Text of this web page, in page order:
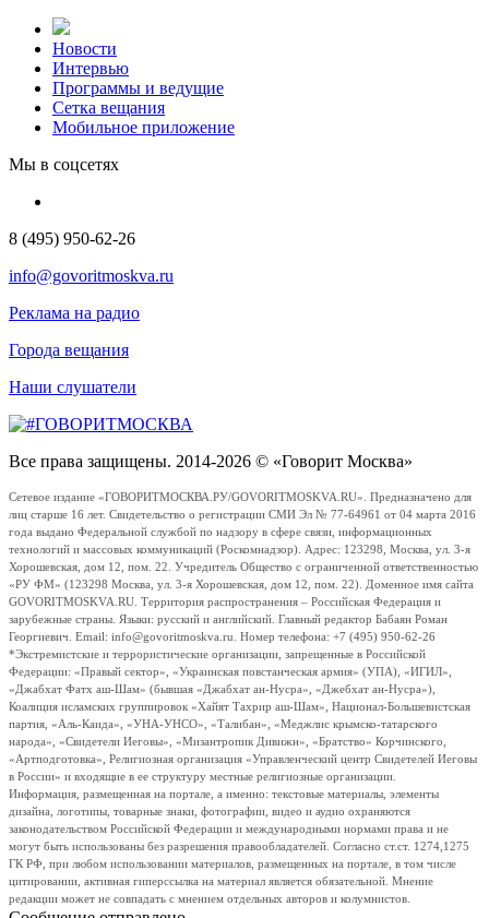
Новости
Интервью
Программы и ведущие
Сетка вещания
Мобильное приложение
Мы в соцсетях
8 (495) 950-62-26
info@govoritmoskva.ru
Реклама на радио
Города вещания
Наши слушатели
Все права защищены. 2014-2026 © «Говорит Москва»
Сетевое издание «ГОВОРИТМОСКВА.РУ/GOVORITMOSKVA.RU». Предназначено для
лиц старше 16 лет. Свидетельство о регистрации СМИ Эл № 77-64961 от 04 марта 2016
года выдано Федеральной службой по надзору в сфере связи, информационных
технологий и массовых коммуникаций (Роскомнадзор). Адрес: 123298, Москва, ул. 3-я
Хорошевская, дом 12, пом. 22. Учредитель Общество с ограниченной ответственностью
«РУ ФМ» (123298 Москва, ул. 3-я Хорошевская, дом 12, пом. 22). Доменное имя сайта
GOVORITMOSKVA.RU. Территория распространения – Российская Федерация и
зарубежные страны. Языки: русский и английский. Главный редактор Бабаян Роман
Георгиевич. Email: info@govoritmoskva.ru. Номер телефона: +7 (495) 950-62-26
*Экстремистские и террористические организации, запрещенные в Российской
Федерации: «Правый сектор», «Украинская повстанческая армия» (УПА), «ИГИЛ»,
«Джабхат Фатх аш-Шам» (бывшая «Джабхат ан-Нусра», «Джебхат ан-Нусра»),
Коалиция исламских группировок «Хайят Тахрир аш-Шам», Национал-Большевистская
партия, «Аль-Каида», «УНА-УНСО», «Талибан», «Меджлис крымско-татарского
народа», «Свидетели Иеговы», «Мизантропик Дивижн», «Братство» Корчинского,
«Артподготовка», Религиозная организация «Управленческий центр Свидетелей Иеговы
в России» и входящие в ее структуру местные религиозные организации.
Информация, размещенная на портале, а именно: текстовые материалы, элементы
дизайна, логотипы, товарные знаки, фотографии, видео и аудио охраняются
законодательством Российской Федерации и международными нормами права и не
могут быть использованы без разрешения правообладателей. Согласно ст.ст. 1274,1275
ГК РФ, при любом использовании материалов, размещенных на портале, в том числе
цитировании, активная гиперссылка на материал является обязательной. Мнение
редакции может не совпадать с мнением отдельных авторов и колумнистов.